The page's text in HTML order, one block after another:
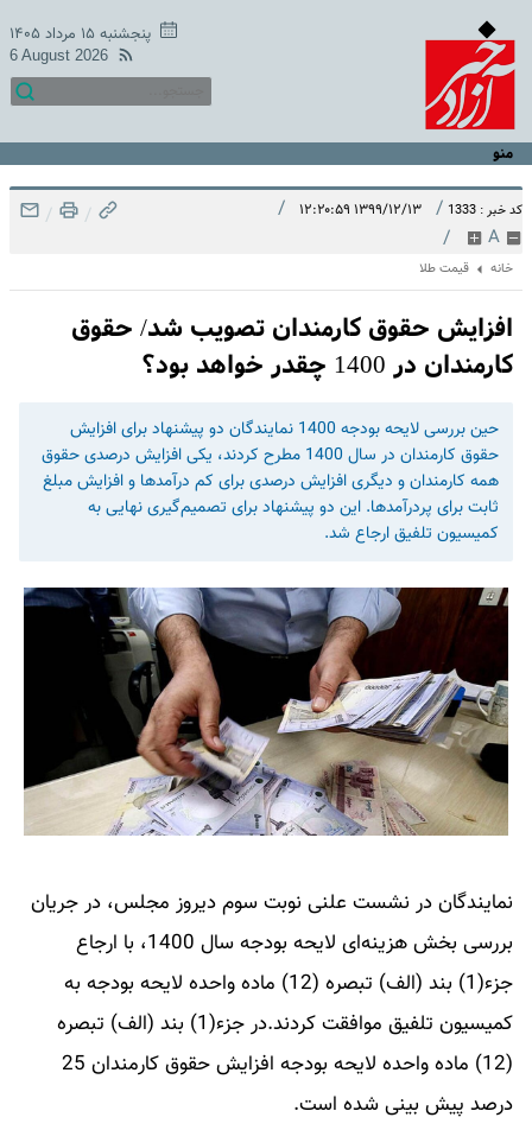
پنجشنبه ۱۵ مرداد ۱۴۰۵
6 August 2026
منو
کد خبر : 1333 / ۱۳۹۹/۱۲/۱۳ ۱۲:۲۰:۵۹ /
A
/
/
/
خانه قیمت طلا
افزایش حقوق کارمندان تصویب شد/ حقوق
کارمندان در 1400 چقدر خواهد بود؟
حین بررسی لایحه بودجه 1400 نمایندگان دو پیشنهاد برای افزایش
حقوق کارمندان در سال 1400 مطرح کردند، یکی افزایش درصدی حقوق
همه کارمندان و دیگری افزایش درصدی برای کم درآمدها و افزایش مبلغ
ثابت برای پردرآمدها. این دو پیشنهاد برای تصمیم‌گیری نهایی به
کمیسیون تلفیق ارجاع شد.
نمایندگان در نشست علنی نوبت سوم دیروز مجلس، در جریان
بررسی بخش هزینه‌ای لایحه بودجه سال 1400، با ارجاع
جزء(1) بند (الف) تبصره (12) ماده واحده لایحه بودجه به
کمیسیون تلفیق موافقت کردند.در جزء(1) بند (الف) تبصره
(12) ماده واحده لایحه بودجه افزایش حقوق کارمندان 25
درصد پیش بینی شده است.